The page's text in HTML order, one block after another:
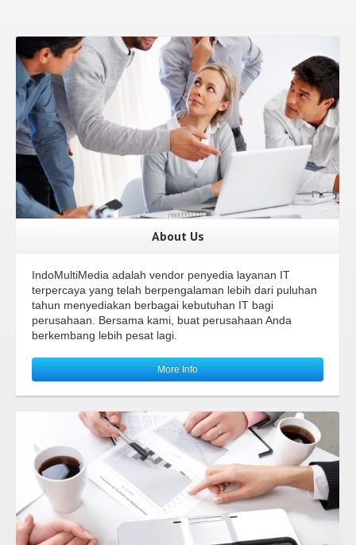
About Us
IndoMultiMedia adalah vendor penyedia layanan IT
terpercaya yang telah berpengalaman lebih dari puluhan
tahun menyediakan berbagai kebutuhan IT bagi
perusahaan. Bersama kami, buat perusahaan Anda
berkembang lebih pesat lagi.
More Info